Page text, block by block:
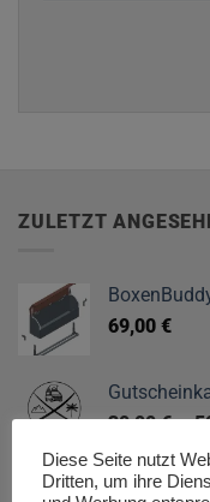
ZULETZT
69,00 €
30,00€–
Diese Seite nutzt
Dritten, um ihre